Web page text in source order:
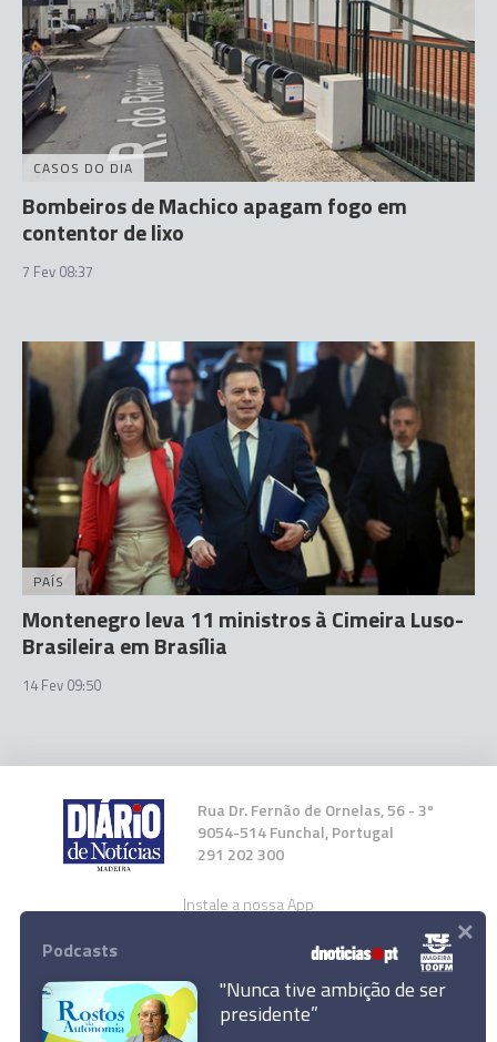
CASOS DO DIA
Bombeiros de Machico apagam fogo em
contentor de lixo
7 Fev 08:37
PAÍS
Montenegro leva 11 ministros à Cimeira Luso-
Brasileira em Brasília
14 Fev 09:50
Rua Dr. Fernão de Ornelas, 56 - 3º
9054-514 Funchal, Portugal
291 202 300
Instale a nossa App
Podcasts
"Nunca tive ambição de ser
presidente”
×